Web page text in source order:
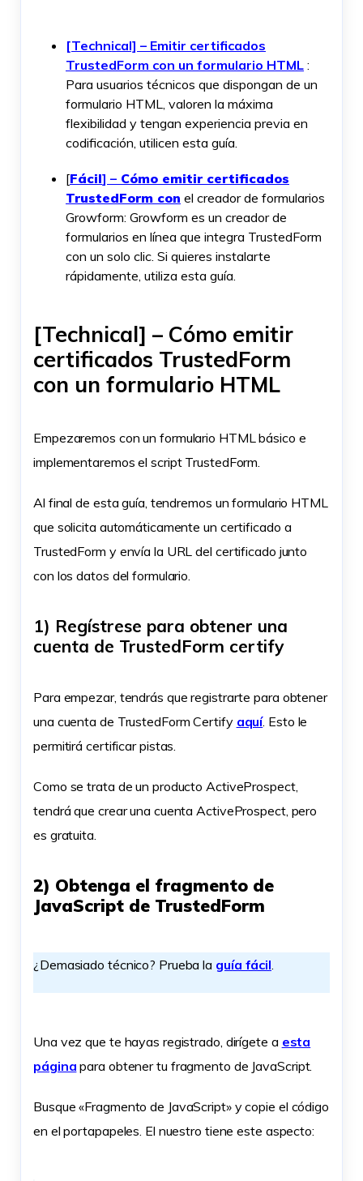
[Technical] – Emitir certificados
TrustedForm con un formulario HTML :
Para usuarios técnicos que dispongan de un
formulario HTML, valoren la máxima
flexibilidad y tengan experiencia previa en
codificación, utilicen esta guía.
[Fácil] – Cómo emitir certificados
TrustedForm con el creador de formularios
Growform: Growform es un creador de
formularios en línea que integra TrustedForm
con un solo clic. Si quieres instalarte
rápidamente, utiliza esta guía.
[Technical] – Cómo emitir
certificados TrustedForm
con un formulario HTML
Empezaremos con un formulario HTML básico e
implementaremos el script TrustedForm.
Al final de esta guía, tendremos un formulario HTML
que solicita automáticamente un certificado a
TrustedForm y envía la URL del certificado junto
con los datos del formulario.
1) Regístrese para obtener una
cuenta de TrustedForm certify
Para empezar, tendrás que registrarte para obtener
una cuenta de TrustedForm Certify aquí. Esto le
permitirá certificar pistas.
Como se trata de un producto ActiveProspect,
tendrá que crear una cuenta ActiveProspect, pero
es gratuita.
2) Obtenga el fragmento de
JavaScript de TrustedForm
¿Demasiado técnico? Prueba la guía fácil
Una vez que te hayas registrado, dirígete a esta
página para obtener tu fragmento de JavaScript.
Busque «Fragmento de JavaScript» y copie el código
en el portapapeles. El nuestro tiene este aspecto: